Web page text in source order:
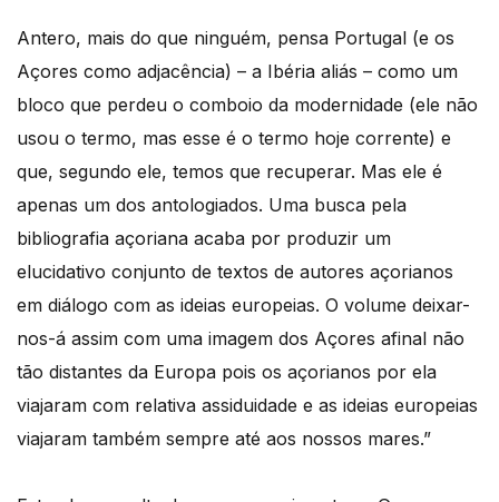
Antero, mais do que ninguém, pensa Portugal (e os
Açores como adjacência) – a Ibéria aliás – como um
bloco que perdeu o comboio da modernidade (ele não
usou o termo, mas esse é o termo hoje corrente) e
que, segundo ele, temos que recuperar. Mas ele é
apenas um dos antologiados. Uma busca pela
bibliografia açoriana acaba por produzir um
elucidativo conjunto de textos de autores açorianos
em diálogo com as ideias europeias. O volume deixar-
nos-á assim com uma imagem dos Açores afinal não
tão distantes da Europa pois os açorianos por ela
viajaram com relativa assiduidade e as ideias europeias
viajaram também sempre até aos nossos mares.”